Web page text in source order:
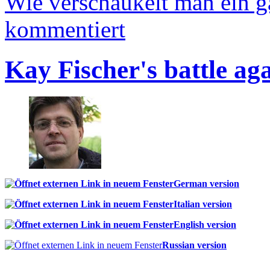
kommentiert
Kay Fischer's battle
German version
Italian version
English version
Russian version